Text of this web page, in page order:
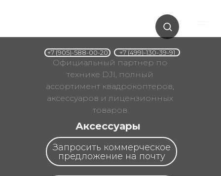
Аксессуары
Официальный партнер по
технике DJI, полный
ассортимент квадрокоптеров,
аксессуаров и лицензионных
товаров
Запросить коммерческое
предложение на почту
+7 (499)-130-39-91
+7 (905)-588-00-20